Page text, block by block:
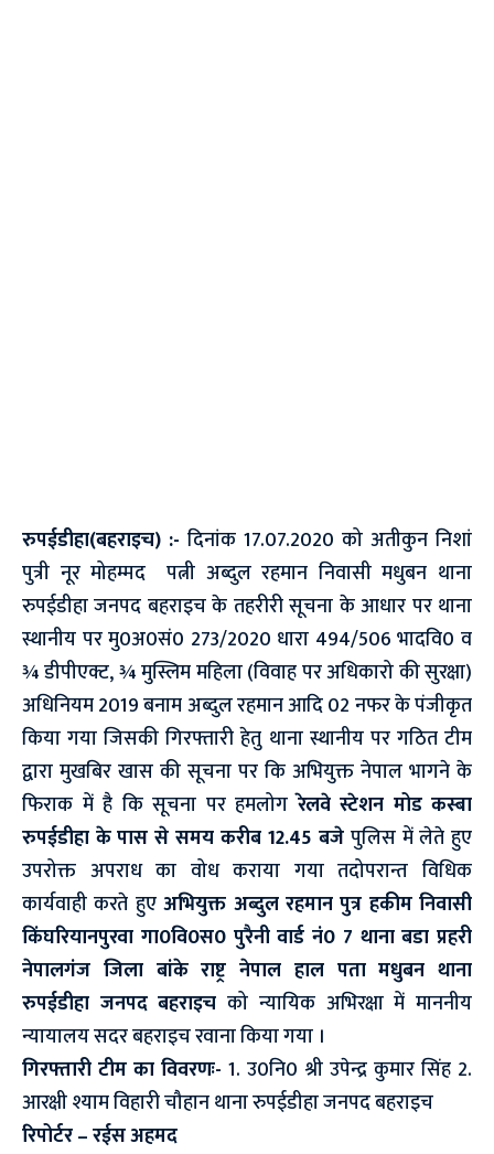
रुपईडीहा(बहराइच) :- दिनांक 17.07.2020 को अतीकुन निशां
पुत्री नूर मोहम्मद पत्नी अब्दुल रहमान निवासी मधुबन थाना
रुपईडीहा जनपद बहराइच के तहरीरी सूचना के आधार पर थाना
स्थानीय पर मु0अ0सं0 273/2020 धारा 494/506 भादवि0 व
¾ डीपीएक्ट, ¾ मुस्लिम महिला (विवाह पर अधिकारो की सुरक्षा)
अधिनियम 2019 बनाम अब्दुल रहमान आदि 02 नफर के पंजीकृत
किया गया जिसकी गिरफ्तारी हेतु थाना स्थानीय पर गठित टीम
द्वारा मुखबिर खास की सूचना पर कि अभियुक्त नेपाल भागने के
फिराक में है कि सूचना पर हमलोगरेलवे स्टेशन मोड कस्बा
रुपईडीहा के पास से समय करीब 12.45 बजे पुलिस में लेते हुए
उपरोक्त अपराध का वोध कराया गया तदोपरान्त विधिक
कार्यवाही करते हुएअभियुक्त अब्दुल रहमान पुत्र हकीम निवासी
किंघरियानपुरवा गा0वि0स0 पुरैनी वार्ड नं0 7 थाना बडा प्रहरी
नेपालगंज जिला बांके राष्ट्र नेपाल हाल पता मधुबन थाना
रुपईडीहा जनपद बहराइच को न्यायिक अभिरक्षा में माननीय
न्यायालय सदर बहराइच रवाना किया गया ।
गिरफ्तारी टीम का विवरणः- 1. उ0नि0 श्री उपेन्द्र कुमार सिंह 2.
आरक्षी श्याम विहारी चौहान थाना रुपईडीहा जनपद बहराइच
रिपोर्टर – रईस अहमद